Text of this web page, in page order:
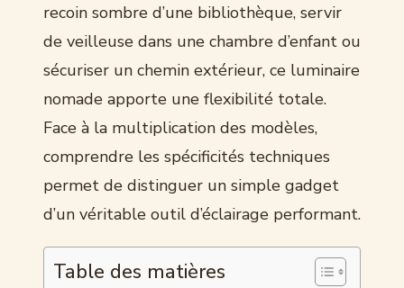
recoin sombre d’une bibliothèque, servir
de veilleuse dans une chambre d’enfant ou
sécuriser un chemin extérieur, ce luminaire
nomade apporte une flexibilité totale.
Face à la multiplication des modèles,
comprendre les spécificités techniques
permet de distinguer un simple gadget
d’un véritable outil d’éclairage performant.
Table des matières